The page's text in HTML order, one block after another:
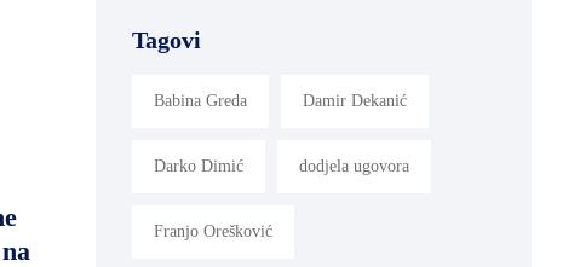
Tagovi
Babina Greda Damir Dekanić
Darko Dimić dodjela ugovora
Franjo Orešković